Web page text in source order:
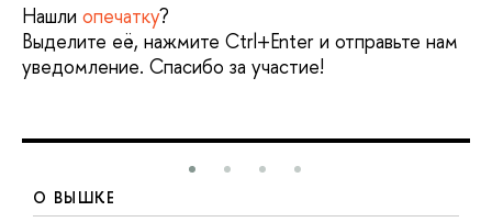
Нашли опечатку?
Выделите её, нажмите Ctrl+Enter и отправьте нам
уведомление. Спасибо за участие!
О ВЫШКЕ